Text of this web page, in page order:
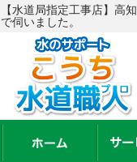
【水道局指定工事店】高
で伺いました。